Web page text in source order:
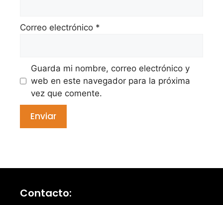
Correo electrónico *
Guarda mi nombre, correo electrónico y
web en este navegador para la próxima
vez que comente.
Contacto: